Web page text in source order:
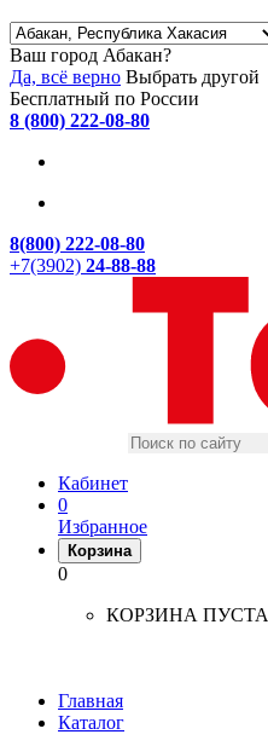
Ваш город Абакан?
Да, всё верно Выбрать другой
Бесплатный по России
8 (800) 222-08-80
8(800) 222-08-80
+7(3902) 24-88-88
Кабинет
0
Избранное
Корзина
0
КОРЗИНА ПУСТА
Главная
Каталог